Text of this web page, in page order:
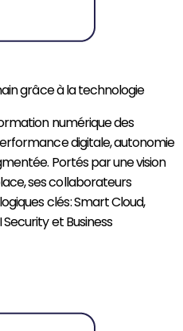
grâce à la technologie
numérique des
digitale, autonomie
Portés par une vision
ses collaborateurs
clés : Smart Cloud,
Securityet Business